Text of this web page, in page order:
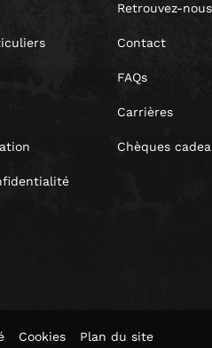
À jouer chez
de vie de
Entreprises
Fêtes de Noël
cadeau
Jeu à la
Retrouvez-nous
Contact
FAQs
Carrières
Chèques
Cookies Plan du site